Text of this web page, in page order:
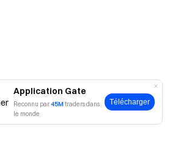
Application Gate
Reconnu par45M traders dans
le monde
Télécharger